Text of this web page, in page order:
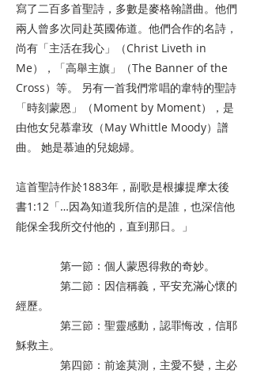
寫了二百多首聖詩，多數是麥格翰譜曲。他們
兩人曾多次同赴英國佈道。他們合作的名詩，
尚有「主活在我心」（Christ Liveth in
Me），「高舉主旗」（The Banner of the
Cross）等。 另有一首我們常唱的韋特的聖詩
「時刻蒙恩」（Moment by Moment），是
由他女兒慕韋玫（May Whittle Moody）譜
曲。 她是慕迪的兒媳婦。
這首聖詩作於1883年，副歌是根據提摩太後
書1:12「…因為知道我所信的是誰，也深信他
能保全我所交付他的，直到那日。」
第一節：個人蒙恩得救的奇妙。
第二節：因信稱義，平安充滿心懷的
經歷。
第三節：聖靈感動，認罪悔改，信耶
穌救主。
第四節：前途莫測，主愛不變，主必